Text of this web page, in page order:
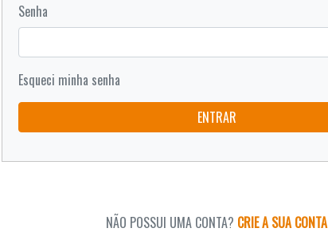
Senha
Esqueci minha senha
ENTRAR
NÃO POSSUI UMA CONTA? CRIE A SUA CONTA